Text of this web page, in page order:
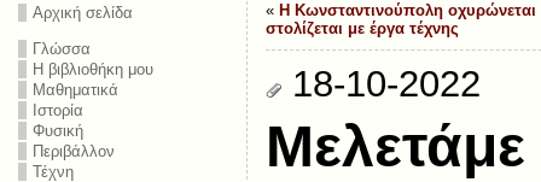
Αρχική σελίδα
Γλώσσα
Η βιβλιοθήκη μου
Μαθηματικά
Ιστορία
Φυσική
Περιβάλλον
Τέχνη
« Η Κωνσταντινούπολη οχυρώνεται
στολίζεται με έργα τέχνης
18-10-2022
Μελετάμε